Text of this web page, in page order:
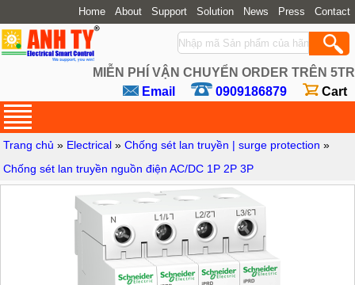
Home About Support Solution News Press Contact
MIỄN PHÍ VẬN CHUYỂN ORDER TRÊN 5TR
Email
0909186879 Cart
Trang chủ » Electrical »Chống sét lan truyền | surge protection »
Chống sét lan truyền nguồn điện AC/DC 1P 2P 3P